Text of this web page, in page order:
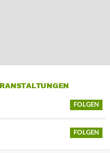
FOLGEN
FOLGEN